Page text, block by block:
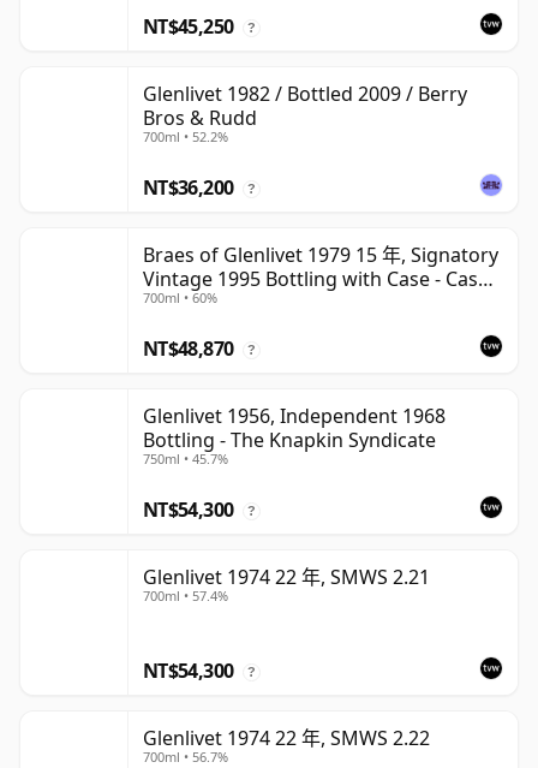
NT$45,250 ?
Glenlivet 1982 / Bottled 2009 / Berry
Bros & Rudd
700ml • 52.2%
NT$36,200 ?
Braes of Glenlivet 1979 15 年, Signatory
Vintage 1995 Bottling with Case - Cask
16040
700ml • 60%
NT$48,870 ?
Glenlivet 1956, Independent 1968
Bottling - The Knapkin Syndicate
750ml • 45.7%
NT$54,300 ?
Glenlivet 1974 22 年, SMWS 2.21
700ml • 57.4%
NT$54,300 ?
Glenlivet 1974 22 年, SMWS 2.22
700ml • 56.7%